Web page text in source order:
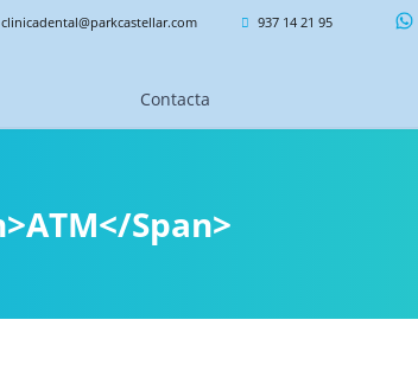
clinicadental@parkcastellar.com 937 14 21 95
Contacta
span>